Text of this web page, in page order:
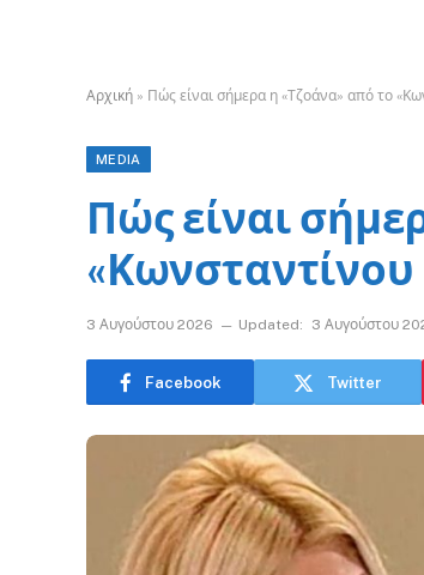
Αρχική » Πώς είναι σήμερα η «Τζοάνα» από το
MEDIA
Πώς είναι
«Κωνσταντίνου
3 Αυγούστου 2026 Updated: 3 Αυγούστου
Facebook Twitter